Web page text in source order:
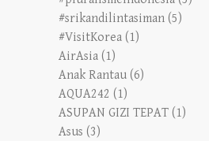
#srikandilintasiman (5)
#VisitKorea (1)
AirAsia (1)
Anak Rantau (6)
AQUA242 (1)
ASUPAN GIZI TEPAT (1)
Asus (3)